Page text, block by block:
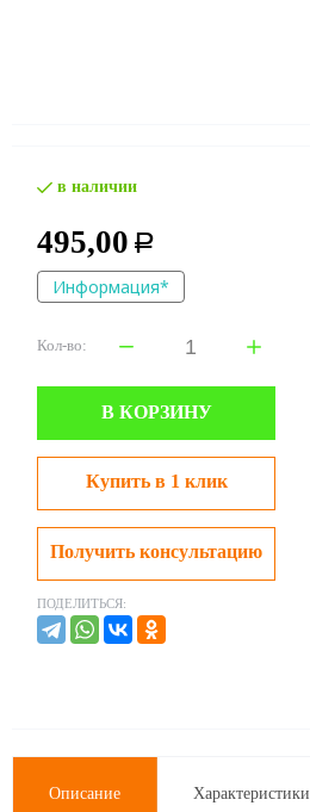
в наличии
495,00 Р
Информация*
Кол-во:
В КОРЗИНУ
Купить в 1 клик
Получить консультацию
ПОДЕЛИТЬСЯ:
Описание Характеристики